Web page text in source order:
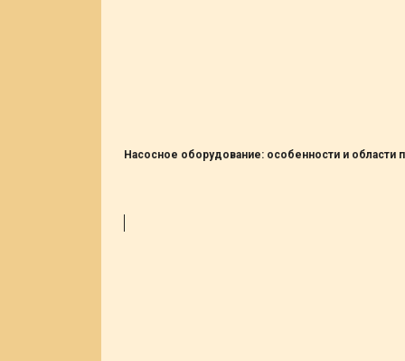
Насосное оборудование: особенности и области